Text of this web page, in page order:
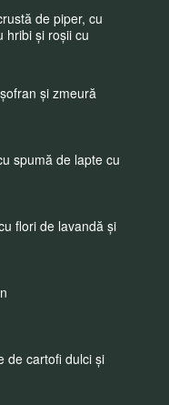
de piper, cu
hribi și roșii cu
și zmeură
spumă de lapte cu
flori de lavandă și
de cartofi dulci și